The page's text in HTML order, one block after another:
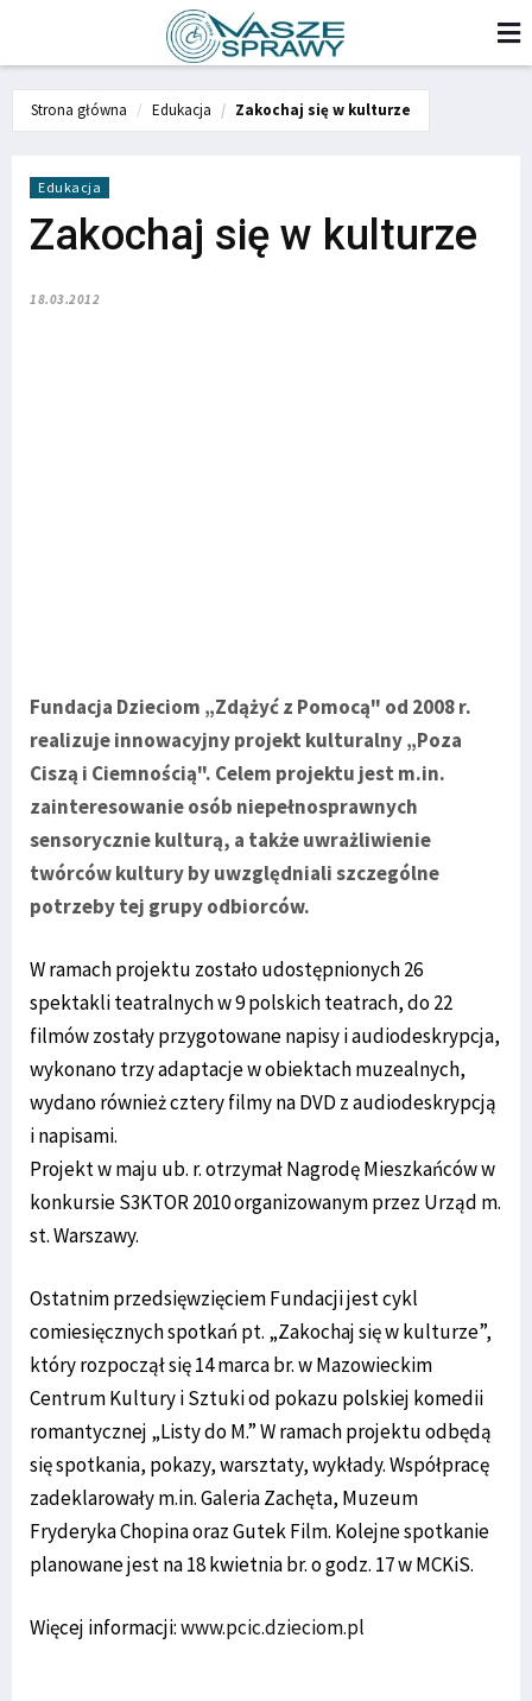
Strona główna Edukacja Zakochaj się w kulturze
Edukacja
Zakochaj się w kulturze
18.03.2012
Fundacja Dzieciom „Zdążyć z Pomocą" od 2008 r.
realizuje innowacyjny projekt kulturalny „Poza
Ciszą i Ciemnością". Celem projektu jest m.in.
zainteresowanie osób niepełnosprawnych
sensorycznie kulturą, a także uwrażliwienie
twórców kultury by uwzględniali szczególne
potrzeby tej grupy odbiorców.
W ramach projektu zostało udostępnionych 26
spektakli teatralnych w 9 polskich teatrach, do 22
filmów zostały przygotowane napisy i audiodeskrypcja,
wykonano trzy adaptacje w obiektach muzealnych,
wydano również cztery filmy na DVD z audiodeskrypcją
i napisami.
Projekt w maju ub. r. otrzymał Nagrodę Mieszkańców w
konkursie S3KTOR 2010 organizowanym przez Urząd m.
st. Warszawy.
Ostatnim przedsięwzięciem Fundacji jest cykl
comiesięcznych spotkań pt. „Zakochaj się w kulturze”,
który rozpoczął się 14 marca br. w Mazowieckim
Centrum Kultury i Sztuki od pokazu polskiej komedii
romantycznej „Listy do M.” W ramach projektu odbędą
się spotkania, pokazy, warsztaty, wykłady. Współpracę
zadeklarowały m.in. Galeria Zachęta, Muzeum
Fryderyka Chopina oraz Gutek Film. Kolejne spotkanie
planowane jest na 18 kwietnia br. o godz. 17 w MCKiS.
Więcej informacji:www.pcic.dzieciom.pl